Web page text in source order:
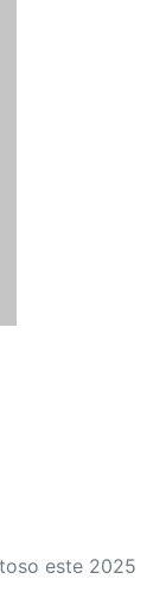
este 2025